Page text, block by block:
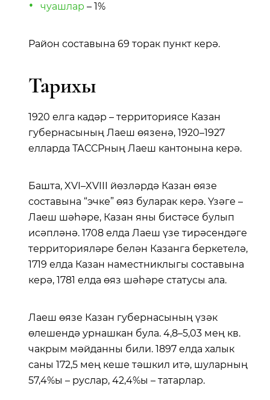
чуашлар – 1%
Район составына 69 торак пункт керә.
Тарихы
1920 елга кадәр – территориясе Казан
губернасының Лаеш өязенә, 1920–1927
елларда ТАССРның Лаеш кантонына керә.
Башта, XVI–XVIII йөзләрдә Казан өязе
составына “эчке” өяз буларак керә. Үзәге –
Лаеш шәһәре, Казан яны бистәсе булып
исәпләнә. 1708 елда Лаеш үзе тирәсендәге
территорияләре белән Казанга беркетелә,
1719 елда Казан наместниклыгы составына
керә, 1781 елда өяз шәһәре статусы ала.
Лаеш өязе Казан губернасының үзәк
өлешендә урнашкан була. 4,8–5,03 мең кв.
чакрым мәйданны били. 1897 елда халык
саны 172,5 мең кеше тәшкил итә, шуларның
57,4%ы – руслар, 42,4%ы – татарлар.